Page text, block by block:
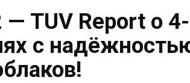
TUV Report о
с